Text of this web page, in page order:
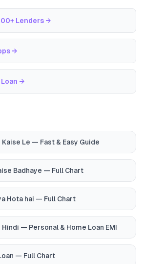
Lenders →
→
→
Le — Fast & Easy Guide
Badhaye — Full Chart
Hota hai — Full Chart
Hindi — Personal & Home Loan EMI
— Full Chart